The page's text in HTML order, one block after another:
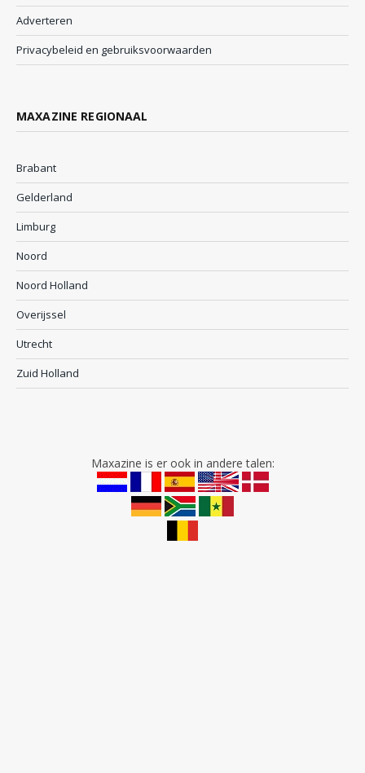
Adverteren
Privacybeleid en gebruiksvoorwaarden
MAXAZINE REGIONAAL
Brabant
Gelderland
Limburg
Noord
Noord Holland
Overijssel
Utrecht
Zuid Holland
Maxazine is er ook in andere talen: